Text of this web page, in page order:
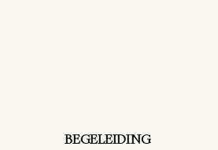
BEGELEIDING